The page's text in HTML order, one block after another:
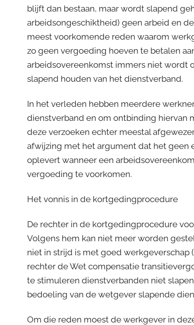
blijft dan bestaan, maar wordt slapend
arbeidsongeschiktheid) geen arbeid en
meest voorkomende reden waarom
zo geen vergoeding hoeven te betalen
arbeidsovereenkomst immers niet wordt
slapend houden van het dienstverband.
In het verleden hebben meerdere
dienstverband en om ontbinding hiervan
deze verzoeken echter meestal
afwijzing met het argument dat het geen
oplevert wanneer een
vergoeding te voorkomen.
Het vonnis in de kortgedingprocedure
De rechter in de kortgedingprocedure
Volgens hem kan niet meer worden
niet in strijd is met goed werkgeverschap
rechter de Wet compensatie
te stimuleren dienstverbanden niet
bedoeling van de wetgever slapende
Om die reden moest de werkgever in